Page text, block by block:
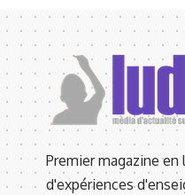
Premier magazine en
d'expériences